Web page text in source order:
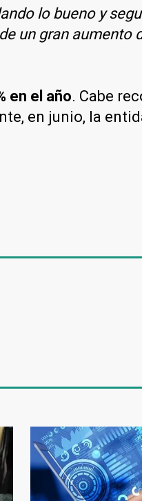
lo bueno y
un gran aumento
en el año. Cabe
en junio, la